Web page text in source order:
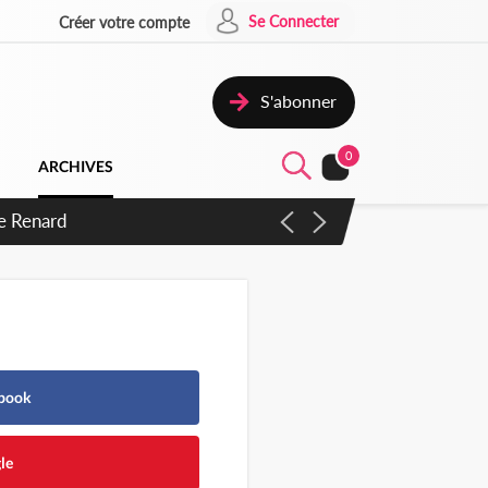
Créer votre compte Se Connecter
S'abonner
ARCHIVES
0
d'exactions des civils